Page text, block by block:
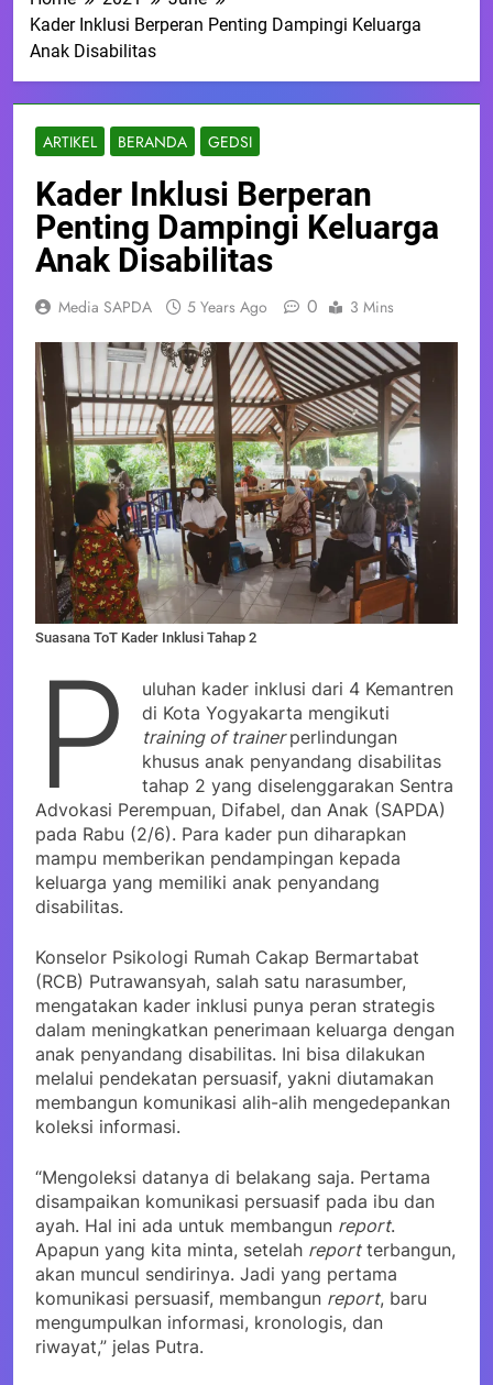
Kader Inklusi Berperan Penting Dampingi Keluarga
Anak Disabilitas
ARTIKEL BERANDA GEDSI
Kader Inklusi Berperan
Penting Dampingi Keluarga
Anak Disabilitas
Media SAPDA 5 Years Ago 0 3 Mins
Suasana ToT Kader Inklusi Tahap 2
P
uluhan kader inklusi dari 4 Kemantren
di Kota Yogyakarta mengikuti
training of trainerperlindungan
khusus anak penyandang disabilitas
tahap 2 yang diselenggarakan Sentra
Advokasi Perempuan, Difabel, dan Anak (SAPDA)
pada Rabu (2/6). Para kader pun diharapkan
mampu memberikan pendampingan kepada
keluarga yang memiliki anak penyandang
disabilitas.
Konselor Psikologi Rumah Cakap Bermartabat
(RCB) Putrawansyah, salah satu narasumber,
mengatakan kader inklusi punya peran strategis
dalam meningkatkan penerimaan keluarga dengan
anak penyandang disabilitas. Ini bisa dilakukan
melalui pendekatan persuasif, yakni diutamakan
membangun komunikasi alih-alih mengedepankan
koleksi informasi.
“Mengoleksi datanya di belakang saja. Pertama
disampaikan komunikasi persuasif pada ibu dan
ayah. Hal ini ada untuk membangun report.
Apapun yang kita minta, setelah reportterbangun,
akan muncul sendirinya. Jadi yang pertama
komunikasi persuasif, membangun report, baru
mengumpulkan informasi, kronologis, dan
riwayat,” jelas Putra.